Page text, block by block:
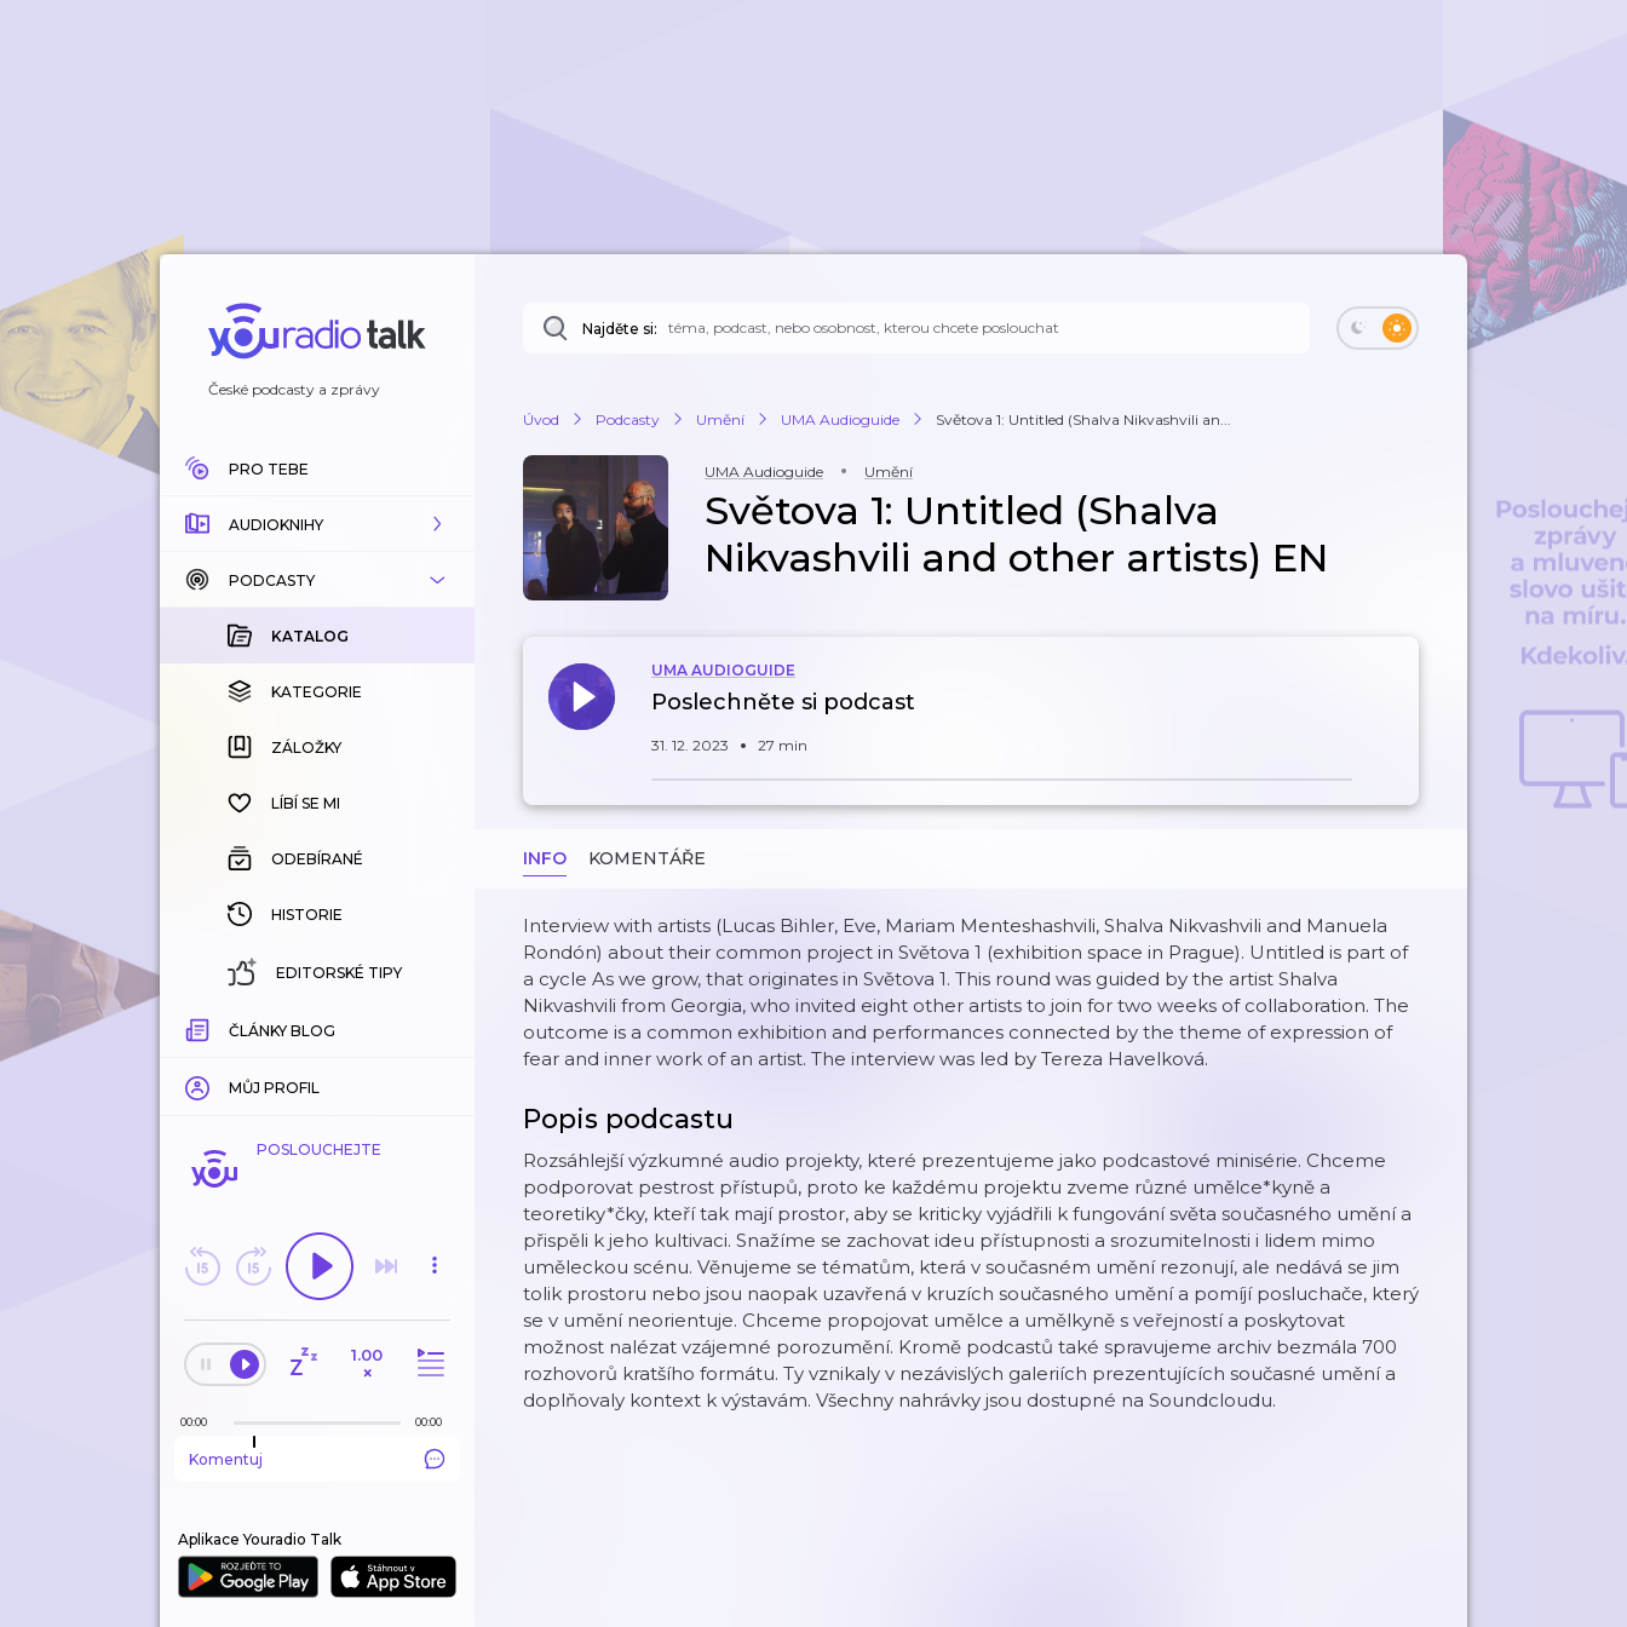
České podcasty a zprávy
PRO TEBE
AUDIOKNIHY
KATALOG
KOUPENÉ
KATEGORIE
ZÁLOŽKY
HISTORIE
PODCASTY
KATALOG
KATEGORIE
ZÁLOŽKY
LÍBÍ SE MI
ODEBÍRANÉ
HISTORIE
EDITORSKÉ TIPY
ČLÁNKY BLOG
MŮJ PROFIL
POSLOUCHEJTE
1.00
×
00:00 00:00
Komentuj
Aplikace Youradio Talk
Najděte si:
Úvod Podcasty Umění UMA Audioguide Světova 1: Untitled (Shalva Nikvashvili an...
UMA Audioguide Umění
Světova 1: Untitled (Shalva
Nikvashvili and other artists) EN
UMA AUDIOGUIDE
Poslechněte si podcast
31. 12. 2023 27 min
INFO KOMENTÁŘE
Interview with artists (Lucas Bihler, Eve, Mariam Menteshashvili, Shalva Nikvashvili and Manuela
Rondón) about their common project in Světova 1 (exhibition space in Prague). Untitled is part of
a cycle As we grow, that originates in Světova 1. This round was guided by the artist Shalva
Nikvashvili from Georgia, who invited eight other artists to join for two weeks of collaboration. The
outcome is a common exhibition and performances connected by the theme of expression of
fear and inner work of an artist. The interview was led by Tereza Havelková.
Popis podcastu
Rozsáhlejší výzkumné audio projekty, které prezentujeme jako podcastové minisérie. Chceme
podporovat pestrost přístupů, proto ke každému projektu zveme různé umělce*kyně a
teoretiky*čky, kteří tak mají prostor, aby se kriticky vyjádřili k fungování světa současného umění a
přispěli k jeho kultivaci. Snažíme se zachovat ideu přístupnosti a srozumitelnosti i lidem mimo
uměleckou scénu. Věnujeme se tématům, která v současném umění rezonují, ale nedává se jim
tolik prostoru nebo jsou naopak uzavřená v kruzích současného umění a pomíjí posluchače, který
se v umění neorientuje. Chceme propojovat umělce a umělkyně s veřejností a poskytovat
možnost nalézat vzájemné porozumění. Kromě podcastů také spravujeme archiv bezmála 700
rozhovorů kratšího formátu. Ty vznikaly v nezávislých galeriích prezentujících současné umění a
doplňovaly kontext k výstavám. Všechny nahrávky jsou dostupné na Soundcloudu.